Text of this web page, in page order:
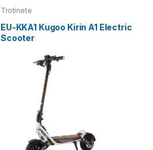
Trotinete
EU-KKA1 Kugoo Kirin A1 Electric
Scooter